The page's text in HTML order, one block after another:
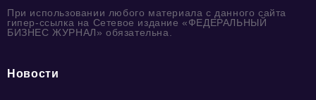
При использовании любого материала с данного сайта
гипер-ссылка на Сетевое издание «ФЕДЕРАЛЬНЫЙ
БИЗНЕС ЖУРНАЛ» обязательна.
Новости